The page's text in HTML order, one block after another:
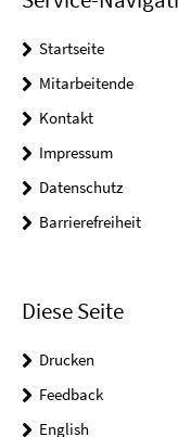
Startseite
Mitarbeitende
Kontakt
Impressum
Datenschutz
Barrierefreiheit
Diese Seite
Drucken
Feedback
English